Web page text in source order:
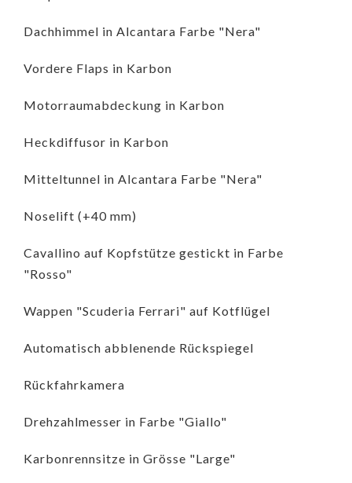
Dachhimmel in Alcantara Farbe "Nera"
Vordere Flaps in Karbon
Motorraumabdeckung in Karbon
Heckdiffusor in Karbon
Mitteltunnel in Alcantara Farbe "Nera"
Noselift (+40 mm)
Cavallino auf Kopfstütze gestickt in Farbe
"Rosso"
Wappen "Scuderia Ferrari" auf Kotflügel
Automatisch abblenende Rückspiegel
Rückfahrkamera
Drehzahlmesser in Farbe "Giallo"
Karbonrennsitze in Grösse "Large"